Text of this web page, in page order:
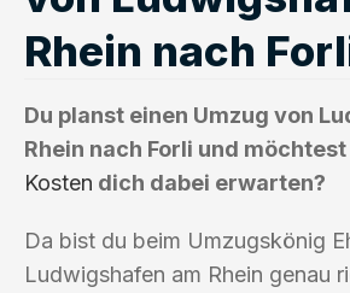
Rhein nach
Du planst einen Umzug von
Rhein nach Forli und
Kosten dich dabei erwarten?
Da bist du beim Umzugskönig
Ludwigshafen am Rhein genau